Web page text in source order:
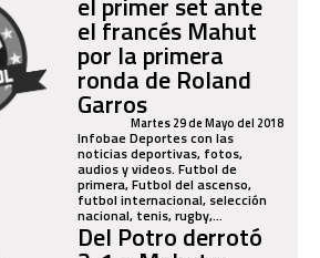
el francés Mahut
por la primera
ronda de Roland
GarrosMartes 29 de Mayo del 2018
Infobae Deportes con las
noticias deportivas, fotos,
audios y videos. Futbol de
primera, Futbol del ascenso,
futbol internacional, selección
nacional, tenis, rugby,...
Del Potro derrotó